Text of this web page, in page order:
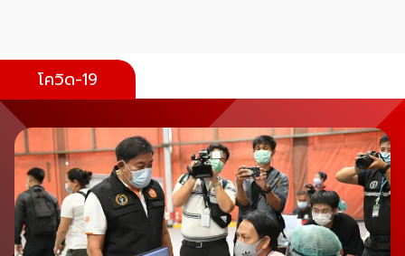
โควิด-19